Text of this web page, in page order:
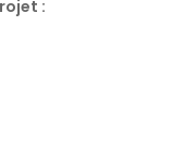
: